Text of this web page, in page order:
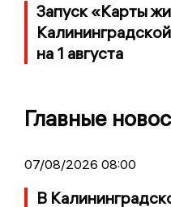
Запуск «Карты
на 1 августа
Главные
07/08/2026 08:00
В